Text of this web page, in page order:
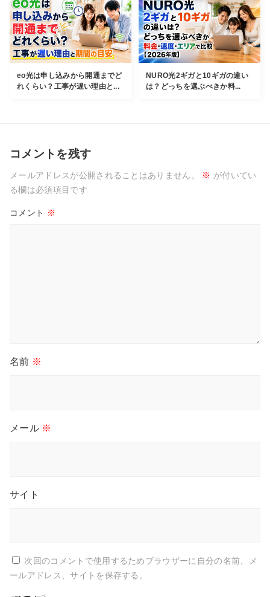
eo光は申し込みから開通までど
れくらい？工事が遅い理由と...
NURO光2ギガと10ギガの違い
は？どっちを選ぶべきか料...
コメントを残す
メールアドレスが公開されることはありません。 ※ が付いてい
る欄は必須項目です
コメント ※
名前 ※
メール ※
サイト
次回のコメントで使用するためブラウザーに自分の名前、メ
ールアドレス、サイトを保存する。